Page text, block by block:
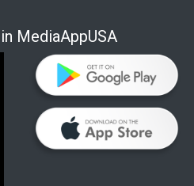
MediaAppUSA